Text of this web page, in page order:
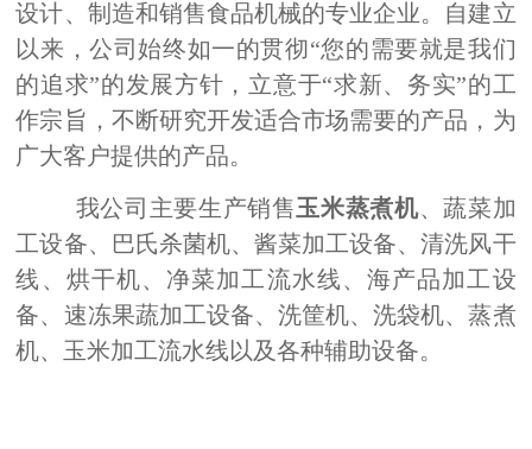
设计、制造和销售食品机械的专业企业。自建立
以来，公司始终如一的贯彻“您的需要就是我们
的追求”的发展方针，立意于“求新、务实”的工
作宗旨，不断研究开发适合市场需要的产品，为
广大客户提供的产品。
我公司主要生产销售玉米蒸煮机、蔬菜加
工设备、巴氏杀菌机、酱菜加工设备、清洗风干
线、烘干机、净菜加工流水线、海产品加工设
备、速冻果蔬加工设备、洗筐机、洗袋机、蒸煮
机、玉米加工流水线以及各种辅助设备。